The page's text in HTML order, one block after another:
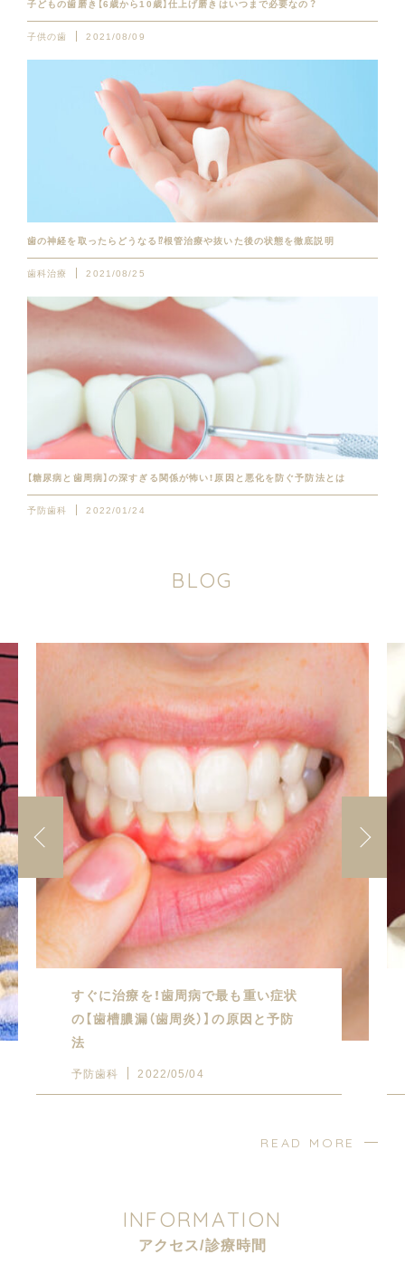
子どもの歯磨き【6歳から10歳】仕上げ磨きはいつまで必要なの？
子供の歯 2021/08/09
歯の神経を取ったらどうなる⁉︎根管治療や抜いた後の状態を徹底説明
歯科治療 2021/08/25
【糖尿病と歯周病】の深すぎる関係が怖い！原因と悪化を防ぐ予防法とは
予防歯科 2022/01/24
BLOG
すぐに治療を！歯周病で最も重い症状
の【歯槽膿漏（歯周炎）】の原因と予防
法
予防歯科 2022/05/04
READ MORE
INFORMATION
アクセス/診療時間